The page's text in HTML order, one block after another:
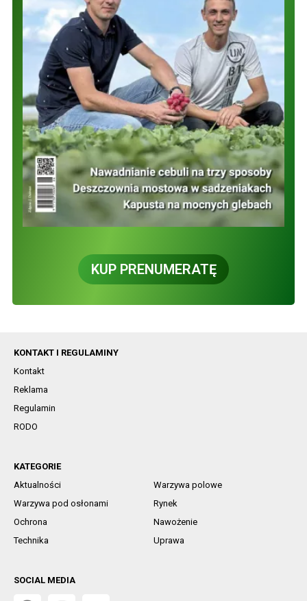
KUP PRENUMERATĘ
KONTAKT I REGULAMINY
Kontakt
Reklama
Regulamin
RODO
KATEGORIE
Aktualności
Warzywa polowe
Warzywa pod osłonami
Rynek
Ochrona
Nawożenie
Technika
Uprawa
SOCIAL MEDIA